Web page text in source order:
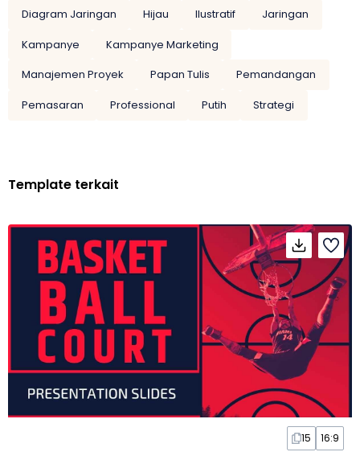
Diagram Jaringan Hijau Ilustratif
Jaringan
Kampanye
Kampanye Marketing
Manajemen Proyek
Papan Tulis
Pemandangan
Pemasaran
Professional Putih Strategi
Template terkait
15 16:9